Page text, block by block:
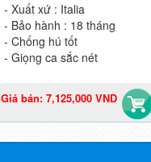
- Xuất xứ : Italia
- Bảo hành : 18 tháng
- Chống hú tốt
- Giọng ca sắc nét
Giá gốc: 9,500,000 VND
Giá bán: 7,125,000 VND